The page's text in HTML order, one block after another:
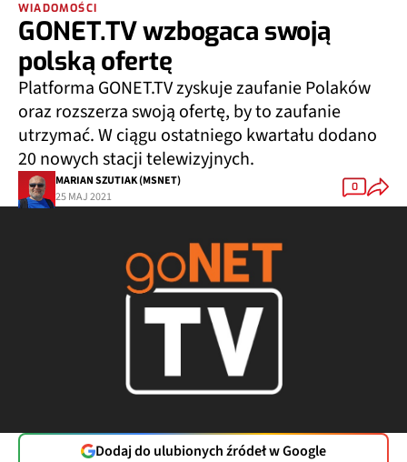
WIADOMOŚCI
GONET.TV wzbogaca swoją
polską ofertę
Platforma GONET.TV zyskuje zaufanie Polaków
oraz rozszerza swoją ofertę, by to zaufanie
utrzymać. W ciągu ostatniego kwartału dodano
20 nowych stacji telewizyjnych.
MARIAN SZUTIAK (MSNET)
25 MAJ 2021
0
Dodaj do ulubionych źródeł w Google